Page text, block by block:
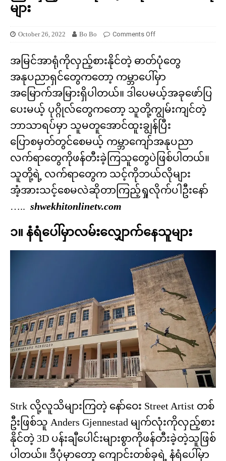
များ
October 26, 2022 Bo Bo Comments Off
အမြင်အာရုံကိုလှည့်စားနိုင်တဲ့ ဓာတ်ပုံတွေ
အနုပညာရှင်တွေကတော့ ကမ္ဘာပေါ်မှာ
အမြောက်အမြားရှိပါတယ်။ ဒါပေမယ့်အခုဖော်ပြ
ပေးမယ့် ပုဂ္ဂိုလ်တွေကတော့ သူတို့ကျွမ်းကျင်တဲ့
ဘာသာရပ်မှာ သူမတူအောင်ထူးချွန်ပြီး
ပြောစမှတ်တွင်စေမယ့် ကမ္ဘာကျော်အနုပညာ
လက်ရာတွေကိုဖန်တီးခဲ့ကြသူတွေပဲဖြစ်ပါတယ်။
သူတို့ရဲ့ လက်ရာတွေက သင့်ကိုဘယ်လိုများ
အံ့အားသင့်စေမလဲဆိုတာကြည့်ရှုလိုက်ပါဦးနော်
….. shwekhitonlinetv.com
၁။ နံရံပေါ်မှာလမ်းလျှောက်နေသူများ
Strk လို့လူသိများကြတဲ့ နော်ဝေး Street Artist တစ်
ဦးဖြစ်သူ Anders Gjennestad မျက်လုံးကိုလှည့်စား
နိုင်တဲ့ 3D ပန်းချီပေါင်းများစွာကိုဖန်တီးခဲ့တဲ့သူဖြစ်
ပါတယ်။ ဒီပုံမှာတော့ ကျောင်းတစ်ခုရဲ့ နံရံပေါ်မှာ